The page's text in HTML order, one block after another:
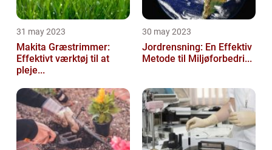
31 may 2023
Makita Græstrimmer:
Effektivt værktøj til at
pleje...
30 may 2023
Jordrensning: En Effektiv
Metode til Miljøforbedri...